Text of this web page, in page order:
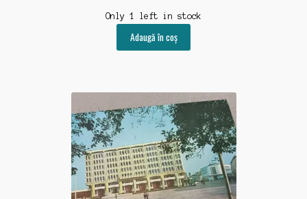
Only 1 left in stock
Adaugă în coș